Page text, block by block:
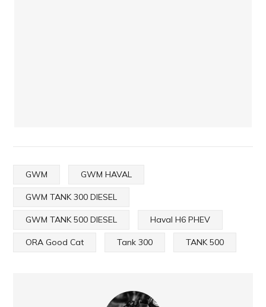
GWM GWM HAVAL
GWM TANK 300 DIESEL
GWM TANK 500 DIESEL Haval H6 PHEV
ORA Good Cat Tank 300 TANK 500